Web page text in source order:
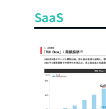
SaaS